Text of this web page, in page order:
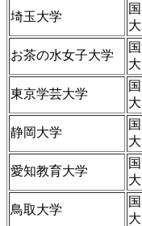
埼玉大学
国
大
お茶の水女子大学
国
大
東京学芸大学
国
大
静岡大学
国
大
愛知教育大学
国
大
鳥取大学
国
大